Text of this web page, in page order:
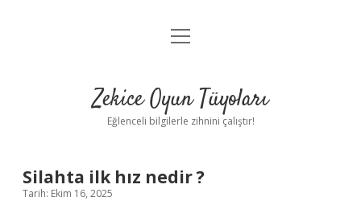
Anasayfa
Yasal Uyarı
menüyü
Zekice Oyun Tüyoları
Eğlenceli bilgilerle zihnini çalıştır!
Silahta ilk hız nedir ?
Tarih: Ekim 16, 2025